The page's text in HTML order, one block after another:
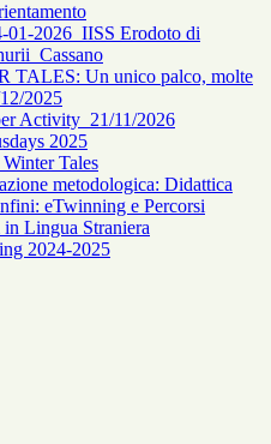
01-2026_IISS Erodoto di
TALES: Un unico palco, molte
2025
Activity_21/11/2026
2025
Tales
metodologica: Didattica
eTwinning e Percorsi
Lingua Straniera
2024-2025